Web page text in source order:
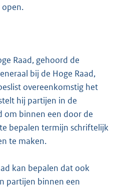
open.
Raad, gehoord de
bij de Hoge Raad,
overeenkomstig het
hij partijen in de
om binnen een door de
bepalen termijn schriftelijk
te maken.
kan bepalen dat ook
partijen binnen een